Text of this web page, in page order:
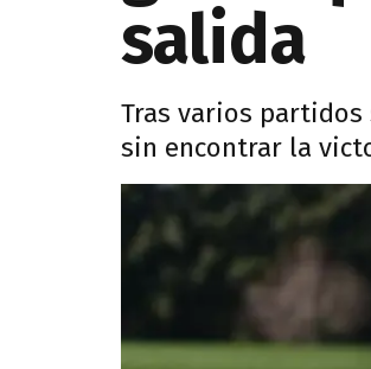
salida
Tras varios
sin encontrar la